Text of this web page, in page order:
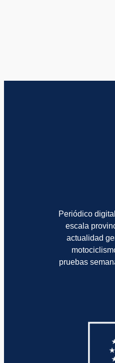
Periódico
escala
actualidad
pruebas